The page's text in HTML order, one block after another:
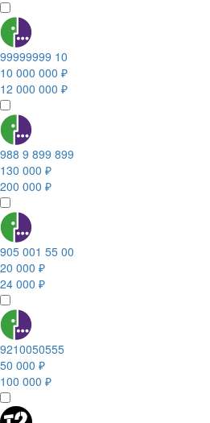
99999999 10
10 000 000 ₽
12 000 000 ₽
988 9 899 899
130 000 ₽
200 000 ₽
905 001 55 00
20 000 ₽
24 000 ₽
9210050555
50 000 ₽
100 000 ₽